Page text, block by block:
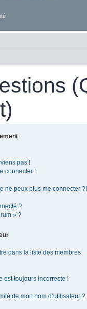
pas !
connecter !
ne peux plus me connecter ?!
?
» ?
dans la liste des membres
est toujours incorrecte !
de mon nom d’utilisateur ?